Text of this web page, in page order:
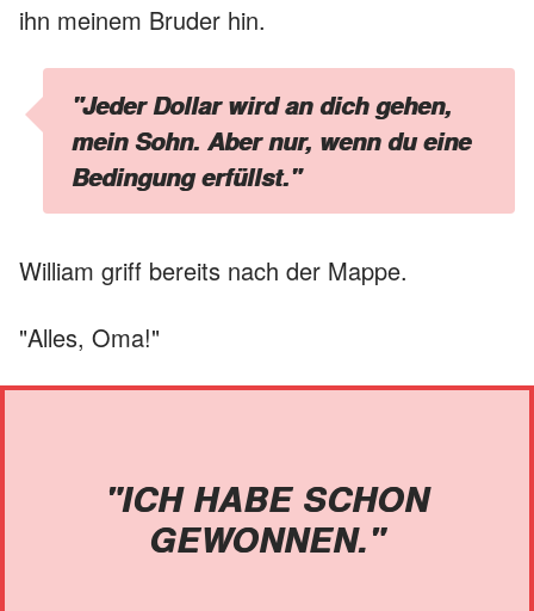
ihn meinem Bruder hin.
"Jeder Dollar wird an dich gehen,
mein Sohn. Aber nur, wenn du eine
Bedingung erfüllst."
William griff bereits nach der Mappe.
"Alles, Oma!"
"ICH HABE SCHON
GEWONNEN."